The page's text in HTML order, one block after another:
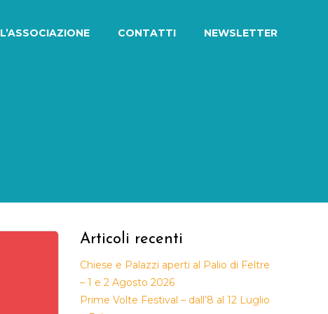
L’ASSOCIAZIONE CONTATTI NEWSLETTER
Articoli recenti
Chiese e Palazzi aperti al Palio di Feltre
– 1 e 2 Agosto 2026
Prime Volte Festival – dall’8 al 12 Luglio